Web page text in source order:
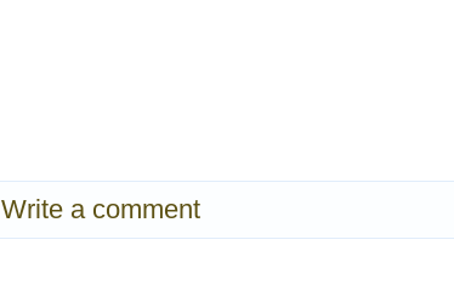
Write a comment